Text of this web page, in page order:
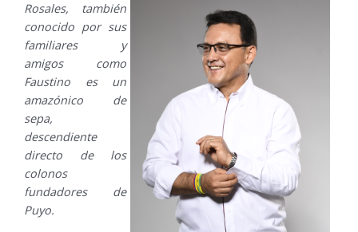
Rosales, también
conocido por sus
familiares y
amigos como
Faustino es un
amazónico de
sepa,
descendiente
directo de los
colonos
fundadores de
Puyo.